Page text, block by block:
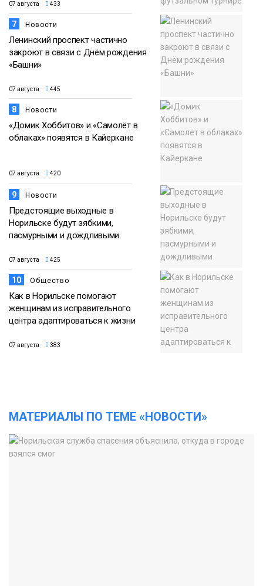
07 августа 433
7 Новости
Ленинский проспект частично
закроют в связи с Днём рождения
«Башни»
07 августа 445
8 Новости
«Домик Хоббитов» и «Самолёт в
облаках» появятся в Кайеркане
07 августа 420
9 Новости
Предстоящие выходные в
Норильске будут зябкими,
пасмурными и дождливыми
07 августа 425
10 Общество
Как в Норильске помогают
женщинам из исправительного
центра адаптироваться к жизни
07 августа 383
МАТЕРИАЛЫ ПО ТЕМЕ «НОВОСТИ»